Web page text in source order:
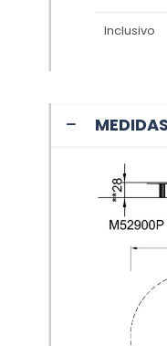
Inclusivo